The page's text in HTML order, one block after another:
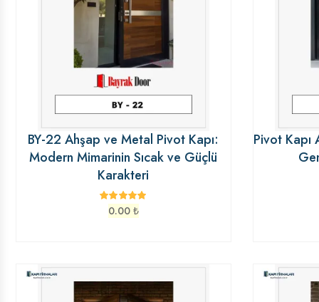
BY-22 Ahşap ve Metal Pivot Kapı:
Modern Mimarinin Sıcak ve Güçlü
Karakteri
0.00 ₺
Pivot Kapı